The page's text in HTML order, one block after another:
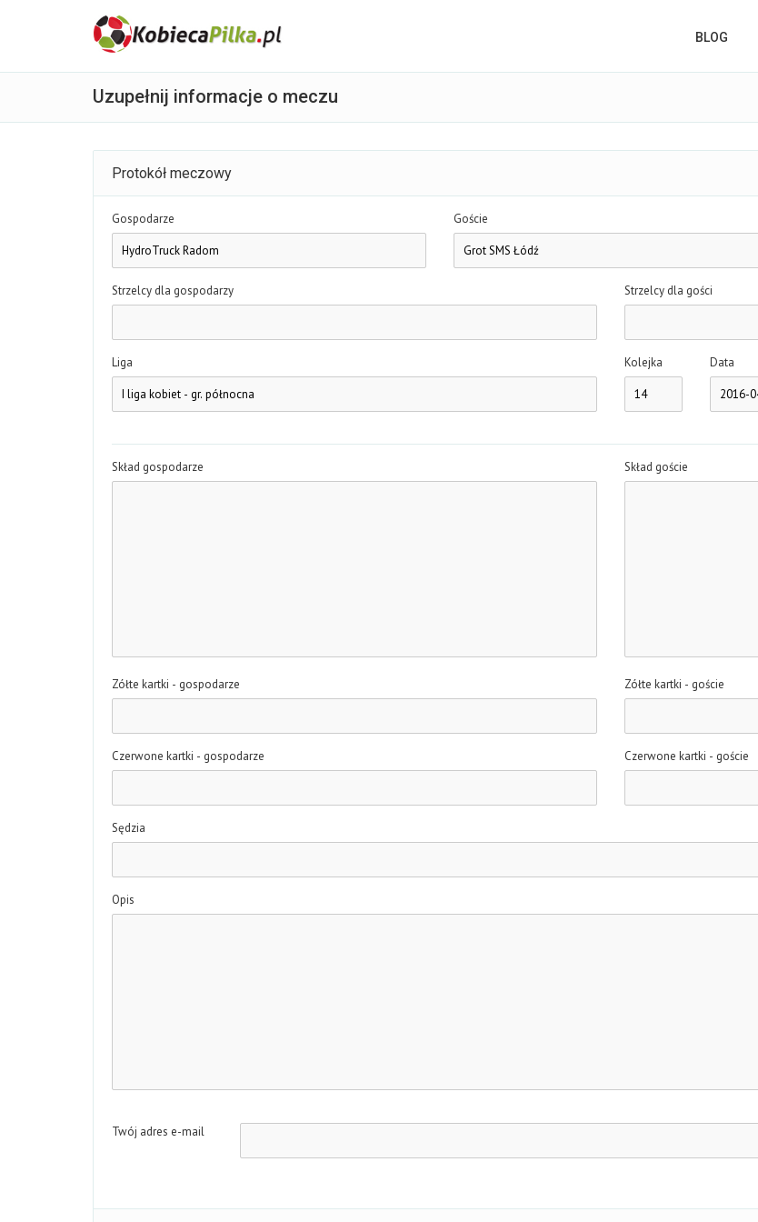
BLOG
Uzupełnij informacje o meczu
Protokół meczowy
Gospodarze Goście
Strzelcy dla gospodarzy Strzelcy dla gości
Liga Kolejka Data
Skład gospodarze Skład goście
Zółte kartki - gospodarze Zółte kartki - goście
Czerwone kartki - gospodarze Czerwone kartki - goście
Sędzia
Opis
Twój adres e-mail